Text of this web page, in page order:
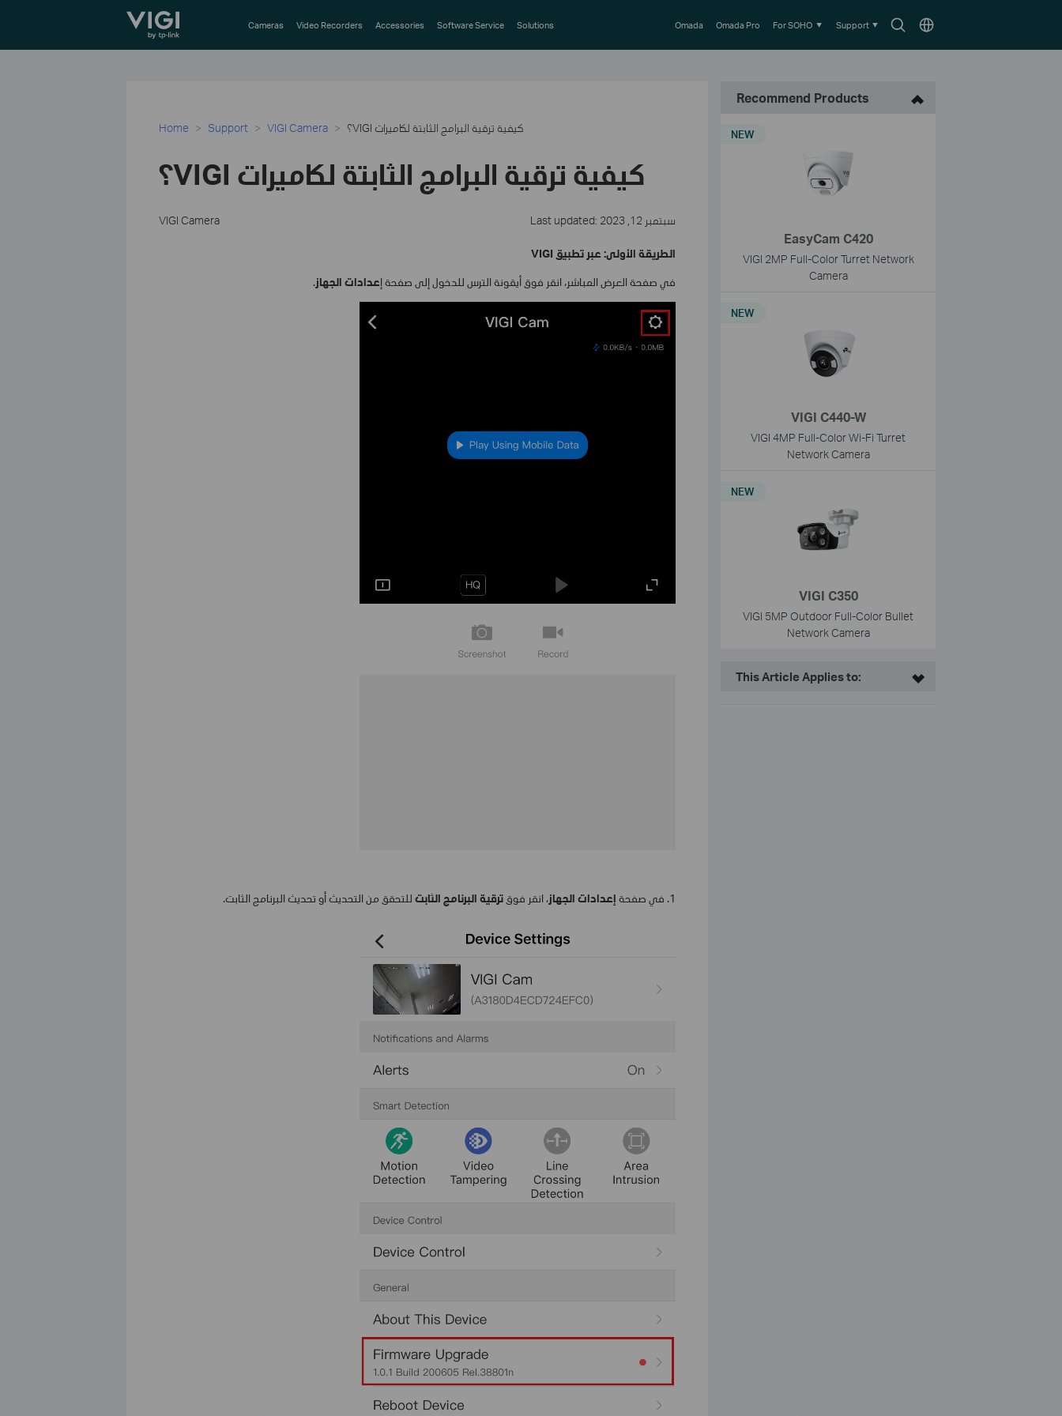
TP-Link, Reliably Smart
SearchChoose
Cameras Video Recorders Accessories Software Service Solutions Omada Omada Pro For SOHO Support
Home Support VIGI Camera ؟VIGI كيفية ترقية البرامج الثابتة لكاميرات
؟VIGI كيفية ترقية البرامج الثابتة لكاميرات
VIGI Camera Last updated: سبتمبر 12, 2023
الطريقة الأولى: عبر تطبيق VIGI
في صفحة العرض المباشر، انقر فوق أيقونة الترس للدخول إلى صفحة إعدادات الجهاز.
1. في صفحة إعدادات الجهاز، انقر فوق ترقية البرنامج الثابتللتحقق من التحديث أو تحديث البرنامج الثابت.
Recommend Products
EasyCam C420
VIGI 2MP Full-Color Turret Network
Camera
NEW
VIGI C440-W
VIGI 4MP Full-Color Wi-Fi Turret
Network Camera
NEW
VIGI C350
VIGI 5MP Outdoor Full-Color Bullet
Network Camera
NEW
This Article Applies to: